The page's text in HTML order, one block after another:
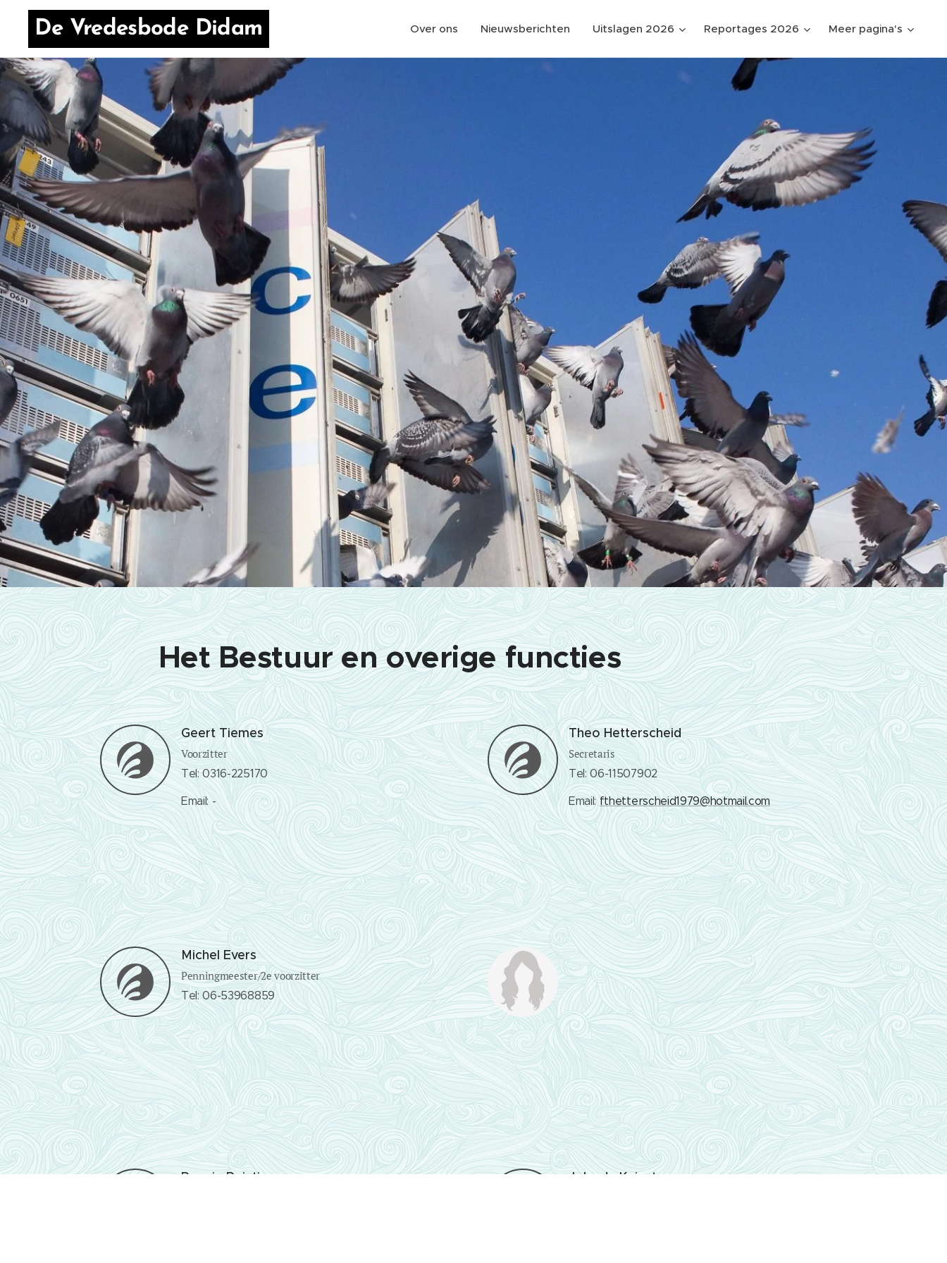
De Vredesbode Didam Over ons Nieuwsberichten Uitslagen 2026 Reportages 2026 Meer pagina's
Het Bestuur en overige functies
Geert Tiemes
Voorzitter
Tel: 0316-225170
Email: -
Theo Hetterscheid
Secretaris
Tel: 06-11507902
Email:fthetterscheid1979@hotmail.com
Michel Evers
Penningmeester/2e voorzitter
Tel: 06-53968859
Ronnie Reintjes Jolanda Kniest